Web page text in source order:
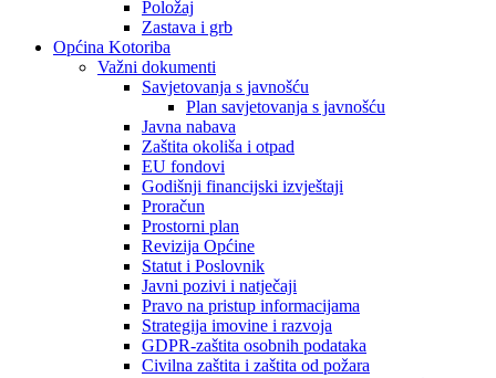
Položaj
Zastava i grb
Općina Kotoriba
Važni dokumenti
Savjetovanja s javnošću
Plan savjetovanja s javnošću
Javna nabava
Zaštita okoliša i otpad
EU fondovi
Godišnji financijski izvještaji
Proračun
Prostorni plan
Revizija Općine
Statut i Poslovnik
Javni pozivi i natječaji
Pravo na pristup informacijama
Strategija imovine i razvoja
GDPR-zaštita osobnih podataka
Civilna zaštita i zaštita od požara